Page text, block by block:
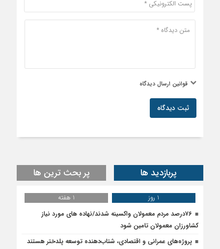
قوانین ارسال دیدگاه
ثبت دیدگاه
پربازدید ها پر بحث ترین ها
1 روز
1 هفته
۷۶درصد مردم معمولان واکسینه شدند/نهاده های مورد نیاز
کشاورزان معمولان تامین شود
پروژه‌های عمرانی و اقتصادی، شتاب‌دهنده توسعه پلدختر هستند